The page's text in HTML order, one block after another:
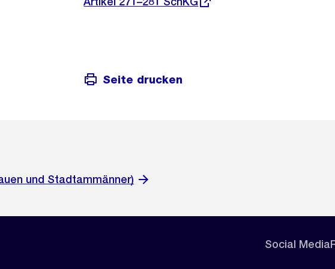
Seite drucken
und Stadtammänner)
Social Media